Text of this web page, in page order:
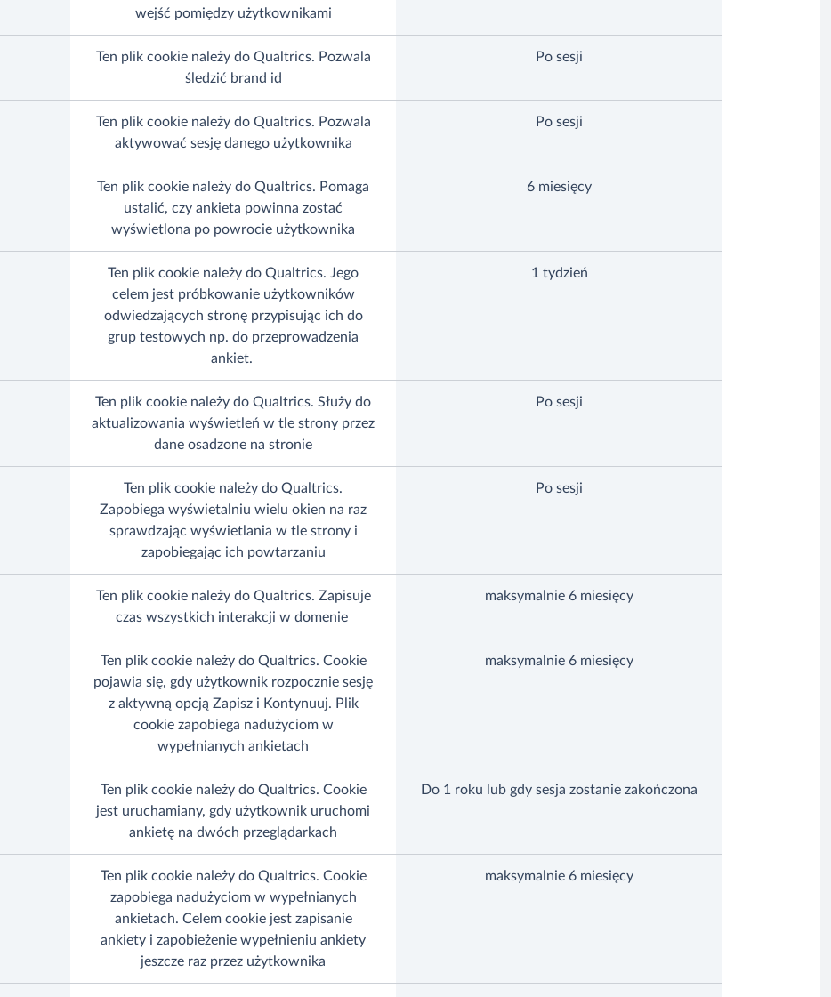
wejść pomiędzy użytkownikami
Ten plik cookie należy do Qualtrics. Pozwala
śledzić brand id
Po sesji
Ten plik cookie należy do Qualtrics. Pozwala
aktywować sesję danego użytkownika
Po sesji
Ten plik cookie należy do Qualtrics. Pomaga
ustalić, czy ankieta powinna zostać
wyświetlona po powrocie użytkownika
6 miesięcy
Ten plik cookie należy do Qualtrics. Jego
celem jest próbkowanie użytkowników
odwiedzających stronę przypisując ich do
grup testowych np. do przeprowadzenia
ankiet.
1 tydzień
Ten plik cookie należy do Qualtrics. Służy do
aktualizowania wyświetleń w tle strony przez
dane osadzone na stronie
Po sesji
Ten plik cookie należy do Qualtrics.
Zapobiega wyświetalniu wielu okien na raz
sprawdzając wyświetlania w tle strony i
zapobiegając ich powtarzaniu
Po sesji
Ten plik cookie należy do Qualtrics. Zapisuje
czas wszystkich interakcji w domenie
maksymalnie 6 miesięcy
Ten plik cookie należy do Qualtrics. Cookie
pojawia się, gdy użytkownik rozpocznie sesję
z aktywną opcją Zapisz i Kontynuuj. Plik
cookie zapobiega nadużyciom w
wypełnianych ankietach
maksymalnie 6 miesięcy
Ten plik cookie należy do Qualtrics. Cookie
jest uruchamiany, gdy użytkownik uruchomi
ankietę na dwóch przeglądarkach
Do 1 roku lub gdy sesja zostanie zakończona
Ten plik cookie należy do Qualtrics. Cookie
zapobiega nadużyciom w wypełnianych
ankietach. Celem cookie jest zapisanie
ankiety i zapobieżenie wypełnieniu ankiety
jeszcze raz przez użytkownika
maksymalnie 6 miesięcy